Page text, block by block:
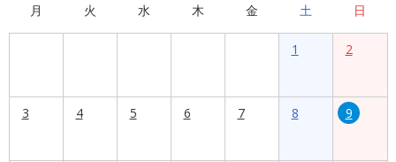
月 火 水 木 金 土 日
1 2
3 4 5 6 7 8 9